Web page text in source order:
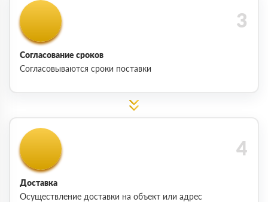
Согласование сроков
Согласовываются сроки поставки
Доставка
Осуществление доставки на объект или адрес